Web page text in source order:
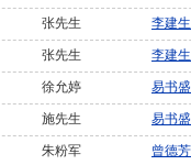
张先生 李建生
张先生 李建生
徐允婷 易书盛
施先生 易书盛
朱粉军 曾德芳